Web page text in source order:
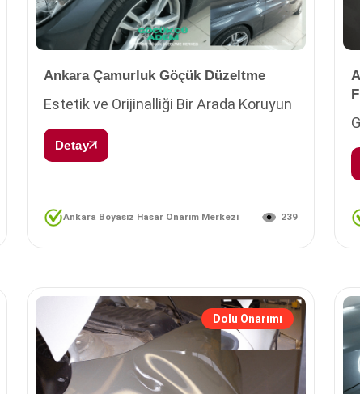
Ankara Çamurluk Göçük Düzeltme
Estetik ve Orijinalliği Bir Arada Koruyun
Detay
Ankara Boyasız Hasar Onarım Merkezi 239
Dolu Onarımı